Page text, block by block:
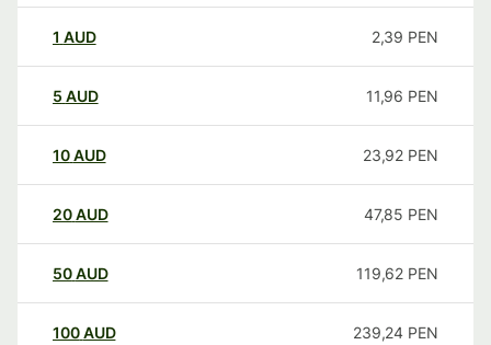
1 AUD 2,39 PEN
5 AUD 11,96 PEN
10AUD 23,92 PEN
20AUD 47,85 PEN
50AUD 119,62 PEN
100AUD 239,24 PEN